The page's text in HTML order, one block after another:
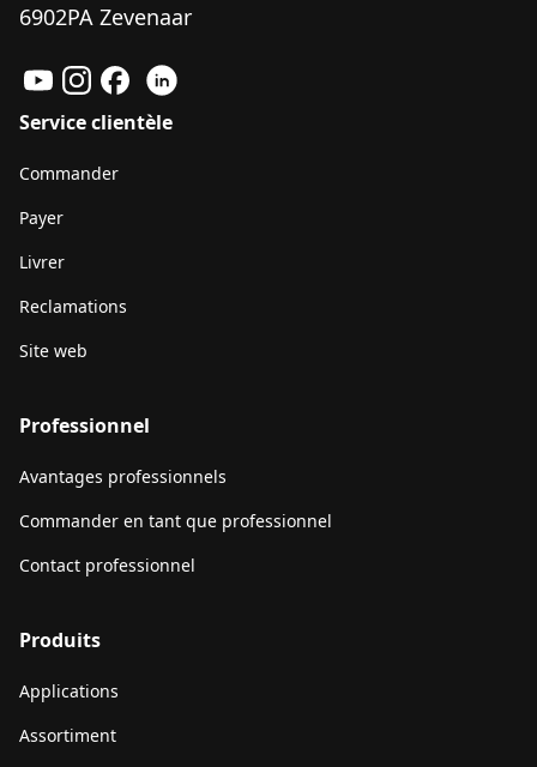
6902PA Zevenaar
Service clientèle
Commander
Payer
Livrer
Reclamations
Site web
Professionnel
Avantages professionnels
Commander en tant que professionnel
Contact professionnel
Produits
Applications
Assortiment